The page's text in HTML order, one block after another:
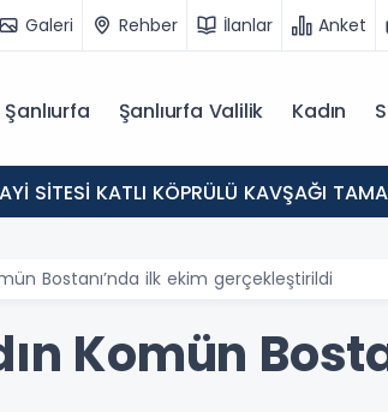
Galeri Rehber İlanlar Anket
Şanlıurfa Şanlıurfa Valilik Kadın
SİTESİ KATLI KÖPRÜLÜ KAVŞAĞI
Bostanı’nda ilk ekim gerçekleştirildi
Komün